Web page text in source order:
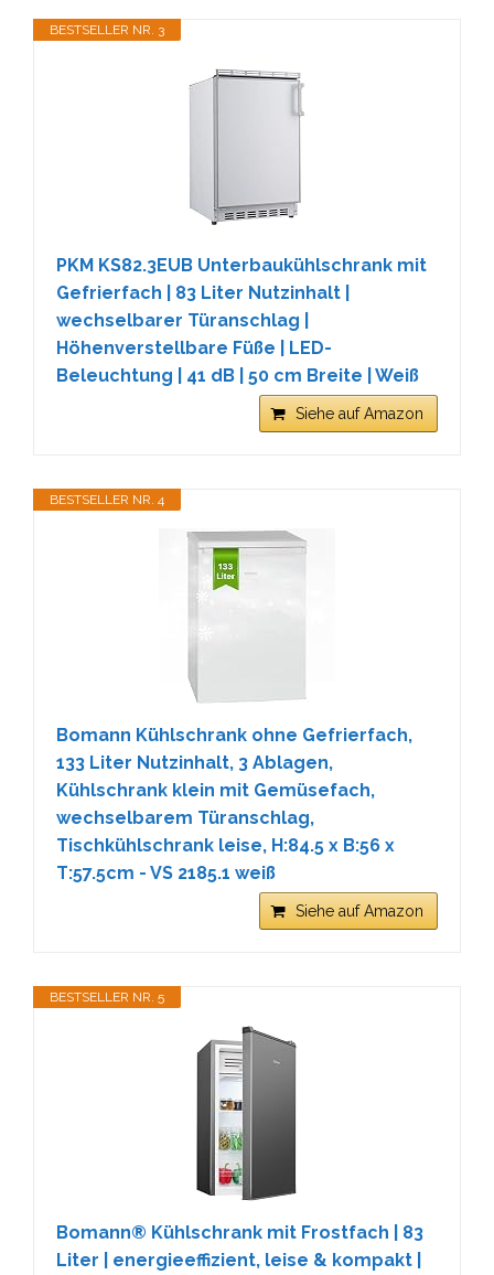
BESTSELLER NR. 3
PKM KS82.3EUB Unterbaukühlschrank mit
Gefrierfach | 83 Liter Nutzinhalt |
wechselbarer Türanschlag |
Höhenverstellbare Füße | LED-
Beleuchtung | 41 dB | 50 cm Breite | Weiß
Siehe auf Amazon
BESTSELLER NR. 4
Bomann Kühlschrank ohne Gefrierfach,
133 Liter Nutzinhalt, 3 Ablagen,
Kühlschrank klein mit Gemüsefach,
wechselbarem Türanschlag,
Tischkühlschrank leise, H:84.5 x B:56 x
T:57.5cm - VS 2185.1 weiß
Siehe auf Amazon
BESTSELLER NR. 5
Bomann® Kühlschrank mit Frostfach | 83
Liter | energieeffizient, leise & kompakt |